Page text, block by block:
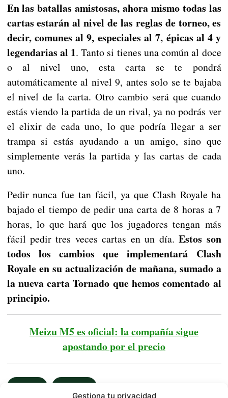
Gestiona tu privacidad
En las batallas amistosas, ahora mismo todas las
cartas estarán al nivel de las reglas de torneo, es
decir, comunes al 9, especiales al 7, épicas al 4 y
legendarias al 1. Tanto si tienes una común al doce
o al nivel uno, esta carta se te pondrá
automáticamente al nivel 9, antes solo se te bajaba
el nivel de la carta. Otro cambio será que cuando
estás viendo la partida de un rival, ya no podrás ver
el elixir de cada uno, lo que podría llegar a ser
trampa si estás ayudando a un amigo, sino que
simplemente verás la partida y las cartas de cada
uno.
Pedir nunca fue tan fácil, ya que Clash Royale ha
bajado el tiempo de pedir una carta de 8 horas a 7
horas, lo que hará que los jugadores tengan más
fácil pedir tres veces cartas en un día.Estos son
todos los cambios que implementará Clash
Royale en su actualización de mañana, sumado a
la nueva carta Tornado que hemos comentado al
principio.
Meizu M5 es oficial: la compañía sigue
apostando por el precio